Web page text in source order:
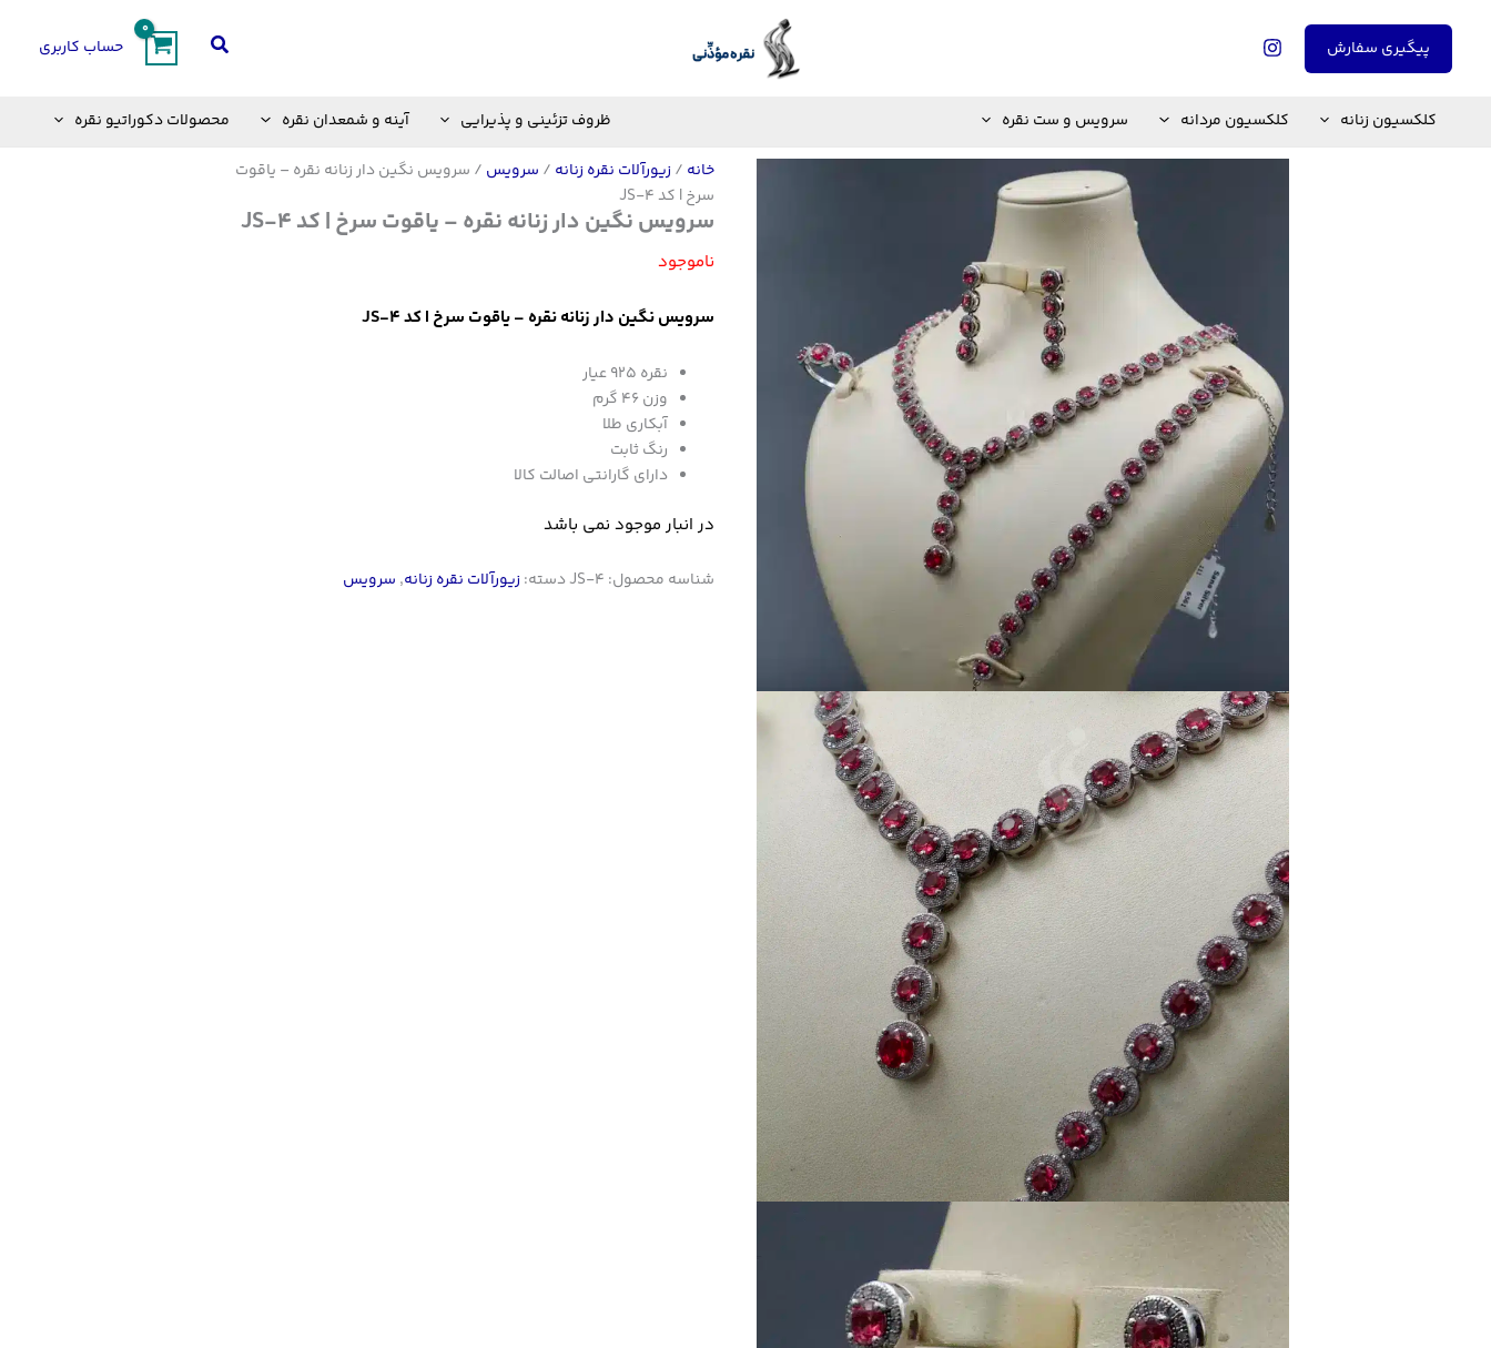
پیگیری سفارش جستجو حساب کاربری
کلکسیون زنانه کلکسیون مردانه سرویس و ست نقره ظروف تزئینی و پذیرایی آینه و شمعدان نقره محصولات دکوراتیو نقره
خانه / زیورآلات نقره زنانه / سرویس / سرویس نگین دار زنانه نقره – یاقوت
سرخ | کد JS-4
سرویس نگین دار زنانه نقره – یاقوت سرخ | کد JS-4
ناموجود
سرویس نگین دار زنانه نقره – یاقوت سرخ | کد JS-4
نقره ۹۲۵ عیار
وزن ۴۶ گرم
آبکاری طلا
رنگ ثابت
دارای گارانتی اصالت کالا
در انبار موجود نمی باشد
شناسه محصول: JS-4 دسته: زیورآلات نقره زنانه, سرویس